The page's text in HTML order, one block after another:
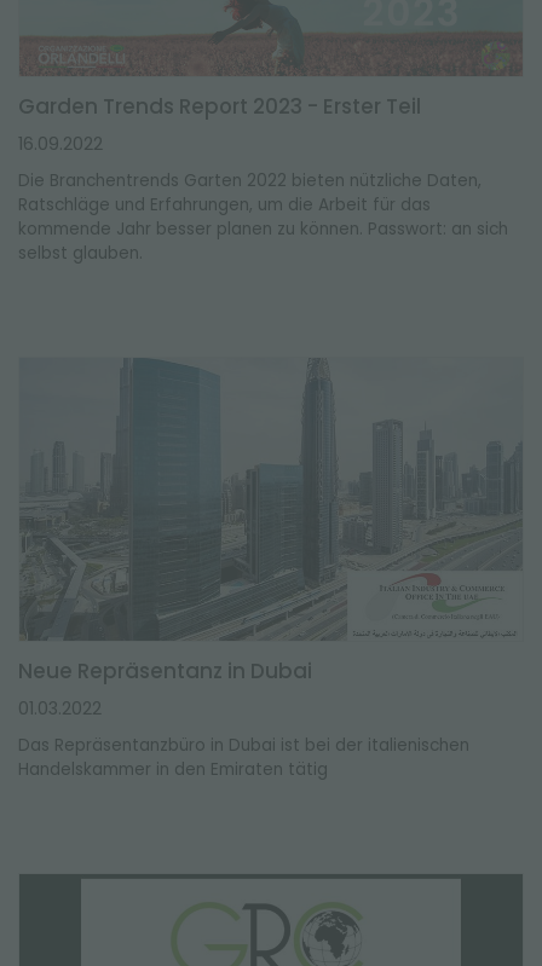
Garden Trends Report 2023 - Erster Teil
16.09.2022
Die Branchentrends Garten 2022 bieten nützliche Daten,
Ratschläge und Erfahrungen, um die Arbeit für das
kommende Jahr besser planen zu können. Passwort: an sich
selbst glauben.
Neue Repräsentanz in Dubai
01.03.2022
Das Repräsentanzbüro in Dubai ist bei der italienischen
Handelskammer in den Emiraten tätig